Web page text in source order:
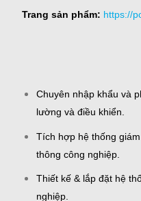
Trang sản phẩm: https://
Chuyên nhập khẩu và
lường và điều khiển.
Tích hợp hệ thống
thông công nghiệp.
Thiết kế & lắp đặt hệ
nghiệp.